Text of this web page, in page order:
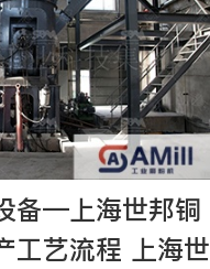
备—上海世邦铜
工艺流程 上海世